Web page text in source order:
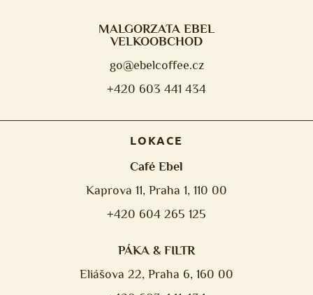
MALGORZATA EBEL
VELKOOBCHOD
go@ebelcoffee.cz
+420 603 441 434
LOKACE
Café Ebel
Kaprova 11, Praha 1, 110 00
+420 604 265 125
PÁKA & FILTR
Eliášova 22, Praha 6, 160 00